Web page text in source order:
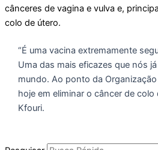
cânceres de vagina e vulva e,
colo de útero.
“É uma vacina extremamente
Uma das mais eficazes que nós
mundo. Ao ponto da
hoje em eliminar o câncer de colo
Kfouri.